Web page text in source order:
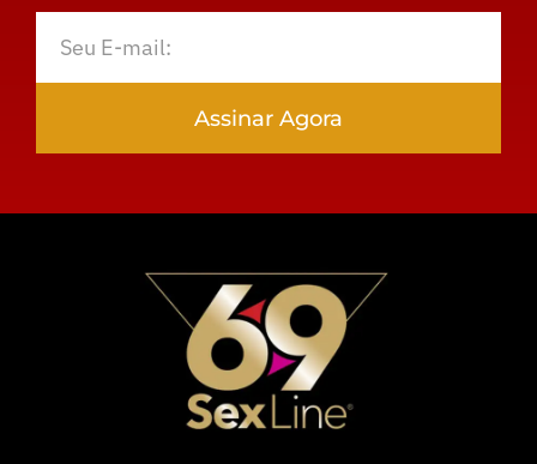
Assinar Agora